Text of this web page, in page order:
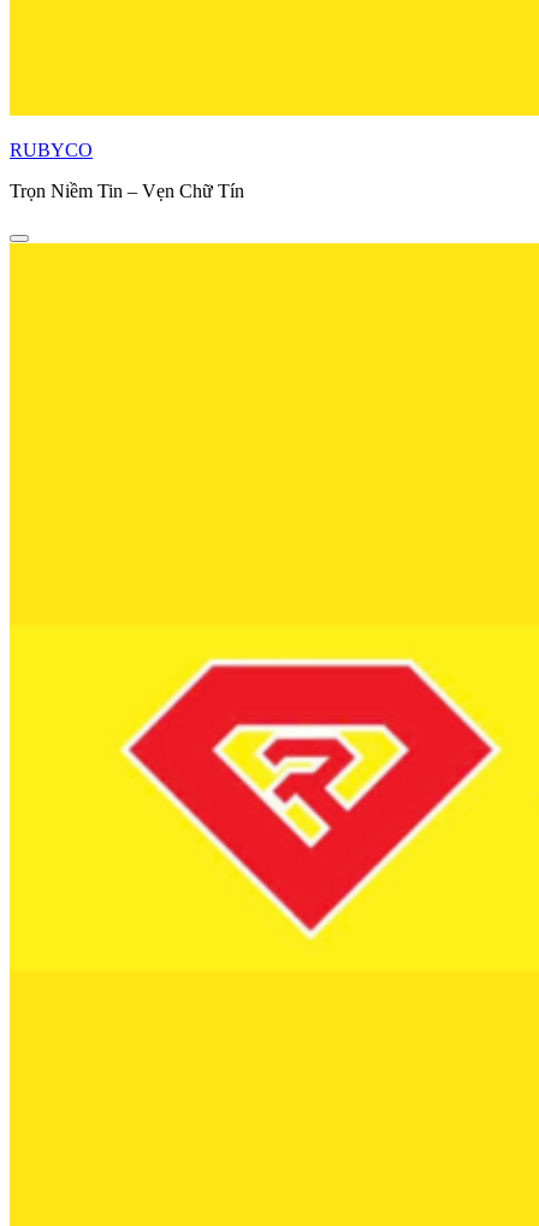
RUBYCO
Trọn Niềm Tin – Vẹn Chữ Tín